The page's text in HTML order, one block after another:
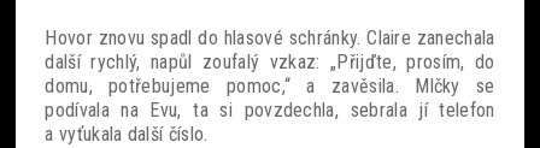
Hovor znovu spadl do hlasové schránky. Claire zanechala
další rychlý, napůl zoufalý vzkaz: „Přijďte, prosím, do
domu, potřebujeme pomoc,“ a zavěsila. Mlčky se
podívala na Evu, ta si povzdechla, sebrala jí telefon
a vyťukala další číslo.